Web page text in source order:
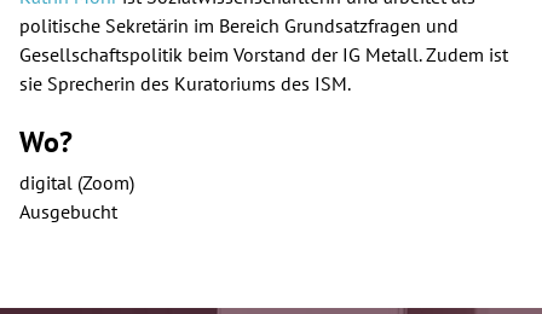
politische Sekretärin im Bereich Grundsatzfragen und
Gesellschaftspolitik beim Vorstand der IG Metall. Zudem ist
sie Sprecherin des Kuratoriums des ISM.
Wo?
digital (Zoom)
Ausgebucht